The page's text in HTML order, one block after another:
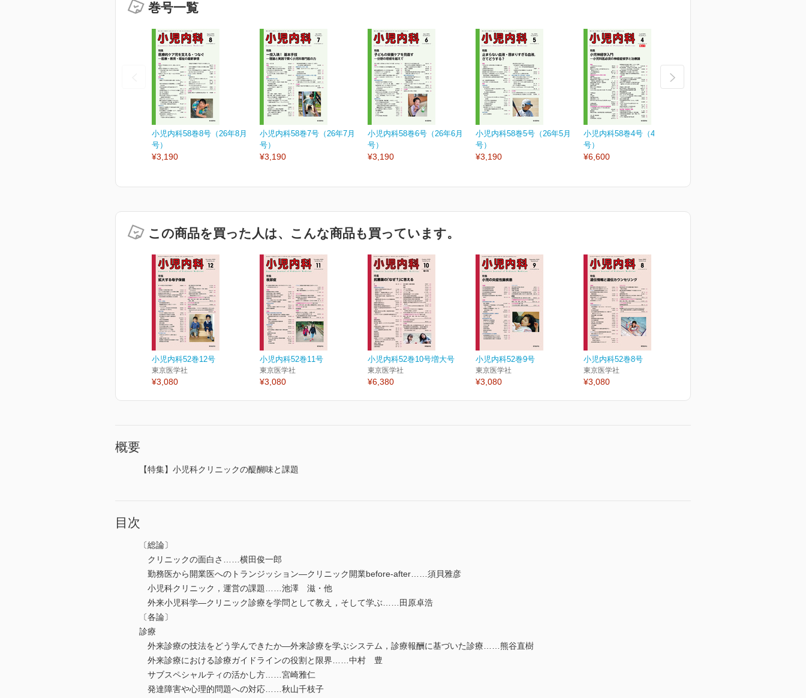
巻号一覧
小児内科58巻8号（26年8月
号）
¥3,190
小児内科58巻7号（26年7月
号）
¥3,190
小児内科58巻6号（26年6月
号）
¥3,190
小児内科58巻5号（26年5月
号）
¥3,190
小児内科58巻4号（4月増大
号）
¥6,600
この商品を買った人は、こんな商品も買っています。
小児内科52巻12号
東京医学社
¥3,080
小児内科52巻11号
東京医学社
¥3,080
小児内科52巻10号増大号
東京医学社
¥6,380
小児内科52巻9号
東京医学社
¥3,080
小児内科52巻8号
東京医学社
¥3,080
概要
【特集】小児科クリニックの醍醐味と課題
目次
〔総論〕
クリニックの面白さ……横田俊一郎
勤務医から開業医へのトランジッション―クリニック開業before-after……須貝雅彦
小児科クリニック，運営の課題……池澤 滋・他
外来小児科学―クリニック診療を学問として教え，そして学ぶ……田原卓浩
〔各論〕
診療
外来診療の技法をどう学んできたか―外来診療を学ぶシステム，診療報酬に基づいた診療……熊谷直樹
外来診療における診療ガイドラインの役割と限界……中村 豊
サブスペシャルティの活かし方……宮崎雅仁
発達障害や心理的問題への対応……秋山千枝子